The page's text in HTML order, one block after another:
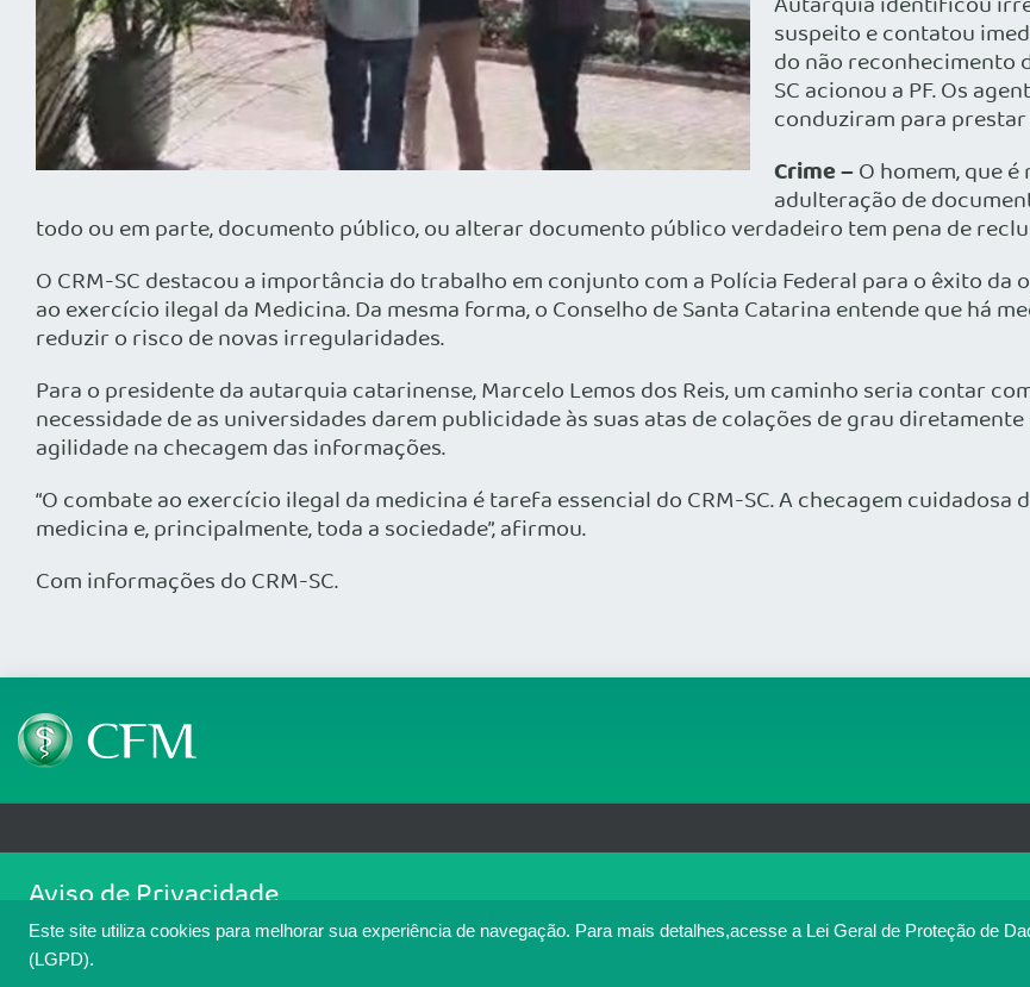
Este site utiliza cookies para melhorar sua experiência de navegação. Para mais detalhes,acesse a Lei Geral de Proteção de
(LGPD).
suspeito e contatou
do não reconhecimento
SC acionou a PF. Os
conduziram para
Crime –O homem, que
adulteração de
todo ou em parte, documento público, ou alterar documento público verdadeiro tem pena de
O CRM-SC destacou a importância do trabalho em conjunto com a Polícia Federal para o êxito
ao exercício ilegal da Medicina. Da mesma forma, o Conselho de Santa Catarina entende que há
reduzir o risco de novas irregularidades.
Para o presidente da autarquia catarinense, Marcelo Lemos dos Reis, um caminho seria contar
necessidade de as universidades darem publicidade às suas atas de colações de grau
agilidade na checagem das informações.
“O combate ao exercício ilegal da medicina é tarefa essencial do CRM-SC. A checagem
medicina e, principalmente, toda a sociedade”, afirmou.
Com informações do CRM-SC.
SGAS 616, Conjunto D, Lote 115, L2 Sul, Brasília/DF - CEP: 70200-760 - CNPJ: 33.583.550/0001-30
Copyright 2026 CFM. Todos os direitos reservados.
Aviso de Privacidade
Nós usamos cookies para melhorar sua experiência de navegação no portal. Ao utilizar o Portal Médico, você concorda
cookies. Para ter mais informações sobre como isso é feito, acesse
. Se você concorda, clique em ACEITO.